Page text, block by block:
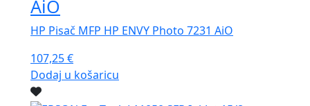
AiO
HP Pisač MFP HP ENVY Photo 7231 AiO
107,25€
Dodaj u košaricu